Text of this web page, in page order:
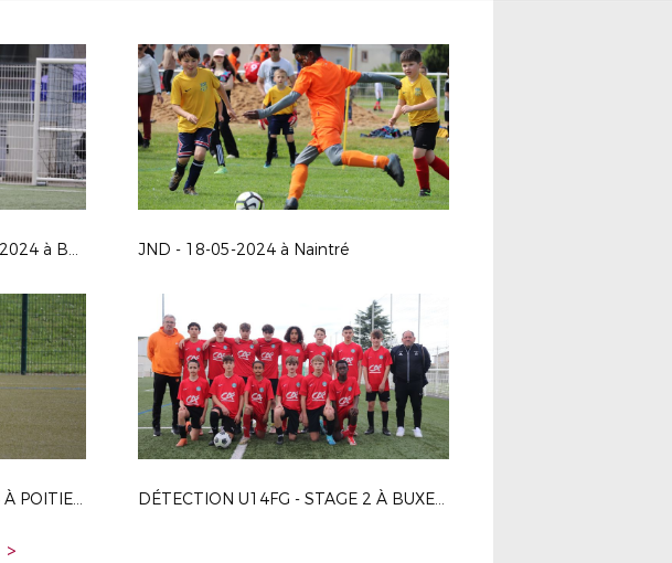
Finale challenge U15 - 01-06-2024 à Buxerolles JND - 18-05-2024 à Naintré
DÉTECTION U14G - STAGE 4 À POITIERS LE 15-04-2024 DÉTECTION U14FG - STAGE 2 À BUXEROLLES LE 20-03-2024
>